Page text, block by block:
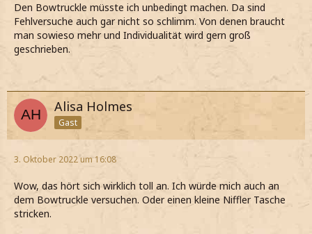
Den Bowtruckle müsste ich unbedingt machen. Da sind
Fehlversuche auch gar nicht so schlimm. Von denen braucht
man sowieso mehr und Individualität wird gern groß
geschrieben.
Alisa Holmes
Gast
3. Oktober 2022 um 16:08
Wow, das hört sich wirklich toll an. Ich würde mich auch an
dem Bowtruckle versuchen. Oder einen kleine Niffler Tasche
stricken.